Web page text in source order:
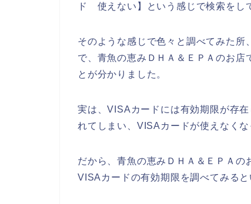
ド 使えない】という感じで検索をし
そのような感じで色々と調べてみた
で、青魚の恵みＤＨＡ＆ＥＰＡのお店
とが分かりました。
実は、VISAカードには有効期限が存
れてしまい、VISAカードが使えなく
だから、青魚の恵みＤＨＡ＆ＥＰＡ
VISAカードの有効期限を調べてみると